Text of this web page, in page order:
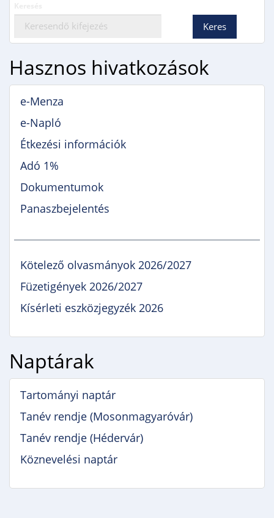
Hasznos hivatkozások
e-Menza
e-Napló
Étkezési információk
Adó 1%
Dokumentumok
Panaszbejelentés
Kötelező olvasmányok 2026/2027
Füzetigények 2026/2027
Kísérleti eszközjegyzék 2026
Naptárak
Tartományi naptár
Tanév rendje (Mosonmagyaróvár)
Tanév rendje (Hédervár)
Köznevelési naptár